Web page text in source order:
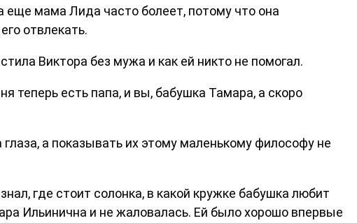
еще мама Лида часто болеет, потому что она
отвлекать.
Виктора без мужа и как ей никто не помогал.
теперь есть папа, и вы, бабушка Тамара, а скоро
а показывать их этому маленькому философу не
где стоит солонка, в какой кружке бабушка любит
Ильинична и не жаловалась. Ей было хорошо впервые